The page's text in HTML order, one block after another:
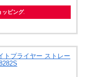
ッピング
トプライヤー ストレー